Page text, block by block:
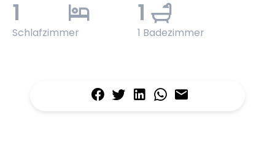
1
Schlafzimmer
1
1 Badezimmer